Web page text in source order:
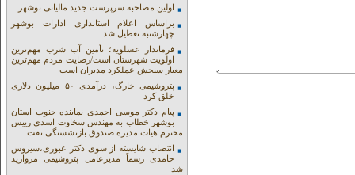
اولین مصاحبه سرپرست جدید مالیاتی بوشهر
براساس اعلام استانداری ادارات بوشهر
چهارشنبه تعطیل شد
فرماندار عسلویه؛ تأمین آب شرب مهم‌ترین
اولویت شهرستان است/رضایت مردم مهم‌ترین
معیار سنجش عملکرد مدیران است
پتروشیمی خارگ، درآمدی ۵۰ میلیون دلاری
خلق کرد
پیام دکتر موسی احمدی نماینده جنوب استان
بوشهر خطاب به مهندس سخاوت اسدی رییس
محترم هیات مدیره صندوق بازنشستگی نفت
انتصاب شایسته از سوی دکتر عبوری،سیروس
حامدی رسماً مدیرعامل پتروشیمی مروارید
شد